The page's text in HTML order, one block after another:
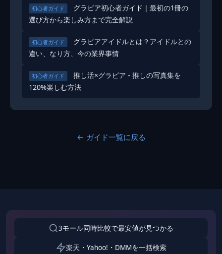
初心者ガイド
グラビア初心者ガイド｜最初の1冊の
選び方から楽しみ方まで完全解説
初心者ガイド
グラビアアイドルとは？アイドルとの
違い、なり方、今の業界事情
初心者ガイド
推し活×グラビア - 推しの写真集を
120%楽しむ方法
← ガイド一覧に戻る
3モール同時比較で最安値が見つかる
楽天・Yahoo!・DMMを一括検索